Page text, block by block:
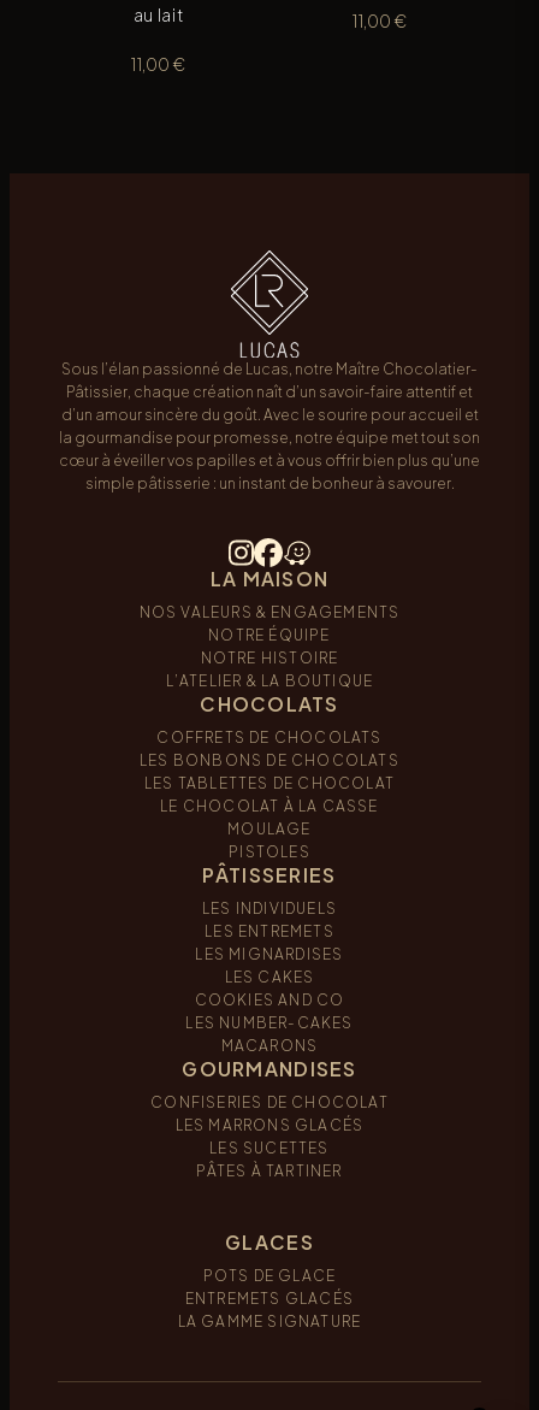
au lait
11,00 €
11,00 €
Sous l’élan passionné de Lucas, notre Maître Chocolatier-
Pâtissier, chaque création naît d’un savoir-faire attentif et
d’un amour sincère du goût. Avec le sourire pour accueil et
la gourmandise pour promesse, notre équipe met tout son
cœur à éveiller vos papilles et à vous offrir bien plus qu’une
simple pâtisserie : un instant de bonheur à savourer.
LA MAISON
NOS VALEURS & ENGAGEMENTS
NOTRE ÉQUIPE
NOTRE HISTOIRE
L’ATELIER & LA BOUTIQUE
CHOCOLATS
COFFRETS DE CHOCOLATS
LES BONBONS DE CHOCOLATS
LES TABLETTES DE CHOCOLAT
LE CHOCOLAT À LA CASSE
MOULAGE
PISTOLES
PÂTISSERIES
LES INDIVIDUELS
LES ENTREMETS
LES MIGNARDISES
LES CAKES
COOKIES AND CO
LES NUMBER-CAKES
MACARONS
GOURMANDISES
CONFISERIES DE CHOCOLAT
LES MARRONS GLACÉS
LES SUCETTES
PÂTES À TARTINER
GLACES
POTS DE GLACE
ENTREMETS GLACÉS
LA GAMME SIGNATURE